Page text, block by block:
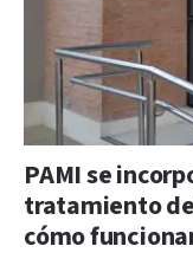
PAMI se
tratamiento
cómo